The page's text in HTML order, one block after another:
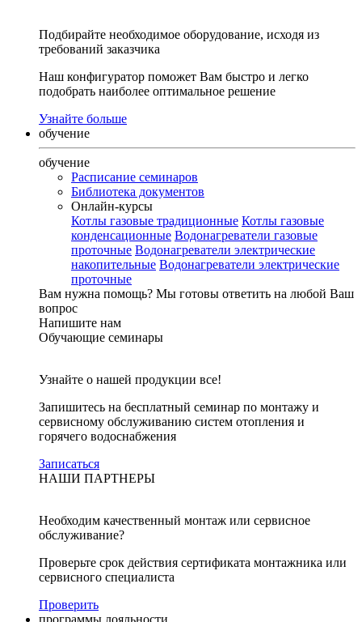
Подбирайте необходимое оборудование, исходя из
требований заказчика
Наш конфигуратор поможет Вам быстро и легко
подобрать наиболее оптимальное решение
Узнайте больше
обучение
обучение
Расписание семинаров
Библиотека документов
Онлайн-курсы
Котлы газовые традиционные Котлы газовые
конденсационные Водонагреватели газовые
проточные Водонагреватели электрические
накопительные Водонагреватели электрические
проточные
Вам нужна помощь? Мы готовы ответить на любой Ваш
вопрос
Напишите нам
Обучающие семинары
Узнайте о нашей продукции все!
Запишитесь на бесплатный семинар по монтажу и
сервисному обслуживанию систем отопления и
горячего водоснабжения
Записаться
НАШИ ПАРТНЕРЫ
Необходим качественный монтаж или сервисное
обслуживание?
Проверьте срок действия сертификата монтажника или
сервисного специалиста
Проверить
программы лояльности